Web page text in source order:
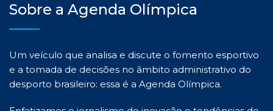
Sobre a Agenda Olímpica
Um veículo que analisa e discute o fomento esportivo
e a tomada de decisões no âmbito administrativo do
desporto brasileiro: essa é a Agenda Olímpica.